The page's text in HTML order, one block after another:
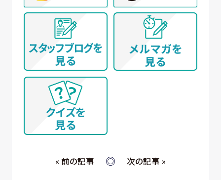
⑦ 統計的な集計・分析、新規サービスの検討や
提案（データを公表する際は個人が特定でき
ないように配慮いたします）
(イ) 弊社とお取引き又は提携する企業、施設、団体
等 に所属する方から、WEBサイト、名刺交換
(WEB上を含む)、開催イベント、その他当社所定
の手続きを通じて取得する個人情報について
① WEBサイトの運営管理 (メールマガジン配
信、対象者の抽出を含む)
② 各種お問合せ・ご要望への対応
③ 商談・打ち合わせ・契約の履行
④ 当社が委託された業務の遂行
(ウ) 従業員・役員 (過去に従業員・役員であった者を
« 前の記事 次の記事 »